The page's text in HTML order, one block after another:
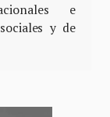
e
y de